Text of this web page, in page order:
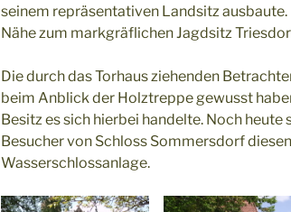
seinem repräsentativen Landsitz
Nähe zum markgräflichen Jagdsitz
Die durch das Torhaus ziehenden
beim Anblick der Holztreppe gewusst
Besitz es sich hierbei handelte. Noch
Besucher von Schloss Sommersdorf
Wasserschlossanlage.